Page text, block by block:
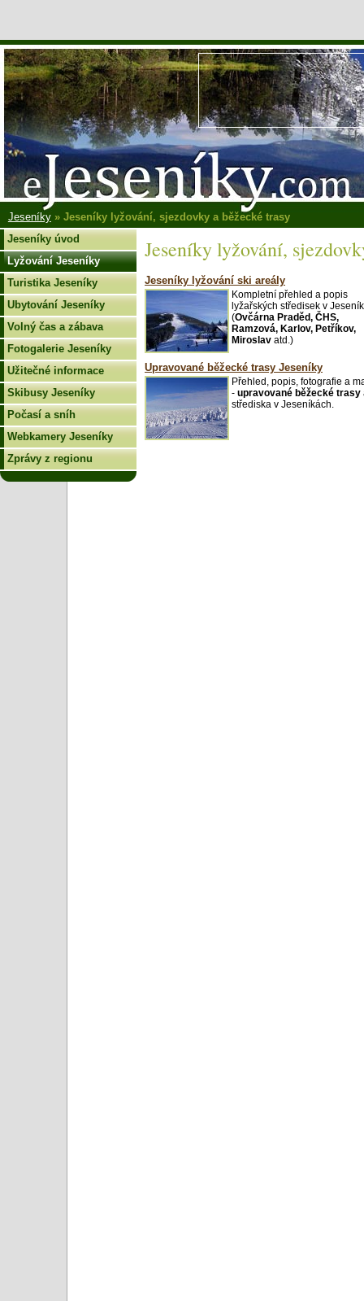
Jeseníky» Jeseníky lyžování, sjezdovky a běžecké trasy
Jeseníky lyžování,
Jeseníky lyžování ski areály
Kompletní přehled a popis
lyžařských středisek v
(Ovčárna Praděd, ČHS,
Ramzová, Karlov, Petříkov,
Miroslav atd.)
Upravované běžecké trasy Jeseníky
Přehled, popis, fotografie a
- upravované běžecké trasy
střediska v Jeseníkách.
Jeseníky úvod
Lyžování Jeseníky
Turistika Jeseníky
Ubytování Jeseníky
Volný čas a zábava
Fotogalerie Jeseníky
Užitečné informace
Skibusy Jeseníky
Počasí a sníh
Webkamery Jeseníky
Zprávy z regionu